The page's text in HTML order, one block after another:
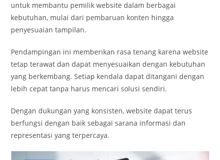
untuk membantu pemilik website dalam berbagai
kebutuhan, mulai dari pembaruan konten hingga
penyesuaian tampilan.
Pendampingan ini memberikan rasa tenang karena website
tetap terawat dan dapat menyesuaikan dengan kebutuhan
yang berkembang. Setiap kendala dapat ditangani dengan
lebih cepat tanpa harus mencari solusi sendiri.
Dengan dukungan yang konsisten, website dapat terus
berfungsi dengan baik sebagai sarana informasi dan
representasi yang terpercaya.